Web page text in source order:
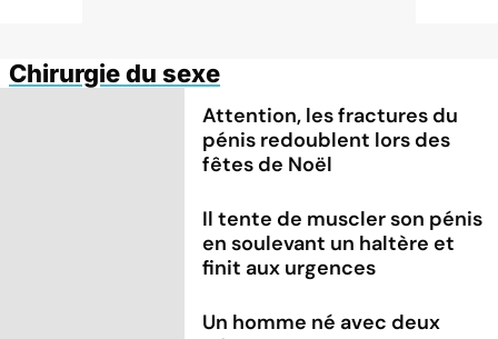
Chirurgie du sexe
Attention, les fractures du
pénis redoublent lors des
fêtes de Noël
Il tente de muscler son pénis
en soulevant un haltère et
finit aux urgences
Un homme né avec deux